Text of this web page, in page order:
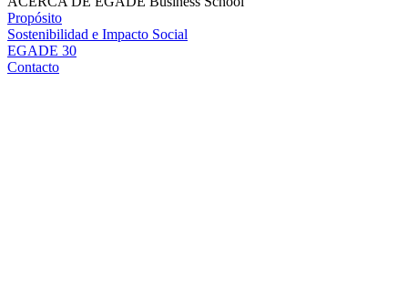
Propósito
Sostenibilidad e Impacto Social
EGADE 30
Contacto